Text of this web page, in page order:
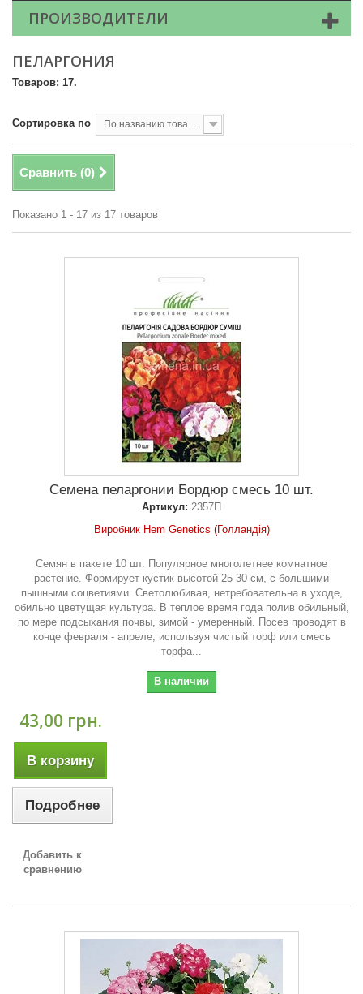
ПРОИЗВОДИТЕЛИ
ПЕЛАРГОНИЯ
Товаров: 17.
Сортировка по По названию товара, от А до Я
Сравнить (0)
Показано 1 - 17 из 17 товаров
Семена пеларгонии Бордюр смесь 10 шт.
Артикул: 2357П
Виробник Hem Genetics (Голландія)
Семян в пакете 10 шт. Популярное многолетнее комнатное
растение. Формирует кустик высотой 25-30 см, с большими
пышными соцветиями. Светолюбивая, нетребовательна в уходе,
обильно цветущая культура. В теплое время года полив обильный,
по мере подсыхания почвы, зимой - умеренный. Посев проводят в
конце февраля - апреле, используя чистый торф или смесь
торфа...
В наличии
43,00 грн.
В корзину
Подробнее
Добавить к
сравнению